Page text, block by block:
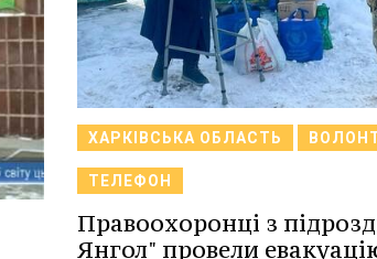
ХАРКІВСЬКА ОБЛАСТЬ
ТЕЛЕФОН
Правоохоронці з
Янгол" провели